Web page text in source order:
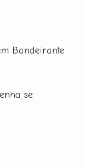
Bandeirante
se